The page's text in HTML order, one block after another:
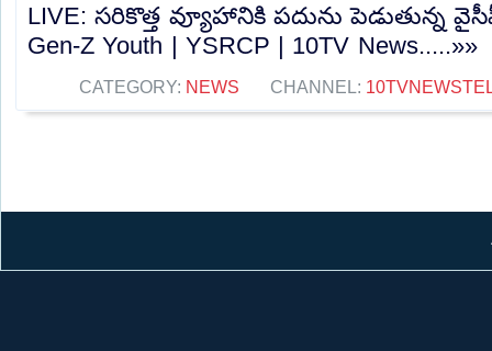
LIVE: సరికొత్త వ్యూహానికి పదును పెడుతున్న
Gen-Z Youth | YSRCP | 10TV News.....»»
CATEGORY: NEWS CHANNEL: